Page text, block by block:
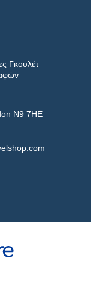
Γκουλέτ
N9 7HE